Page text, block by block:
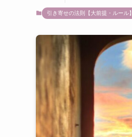
引き寄せの法則【大前提・ルール】